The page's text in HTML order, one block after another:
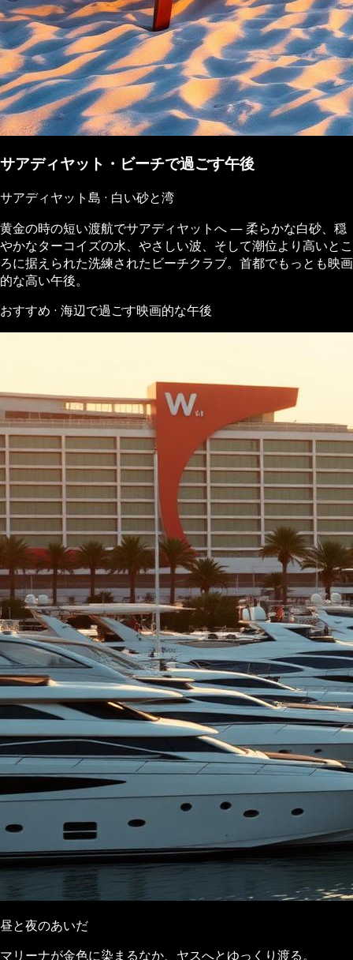
サアディヤット・ビーチで過ごす午後
サアディヤット島 · 白い砂と湾
黄金の時の短い渡航でサアディヤットへ ― 柔らかな白砂、穏
やかなターコイズの水、やさしい波、そして潮位より高いとこ
ろに据えられた洗練されたビーチクラブ。首都でもっとも映画
的な高い午後。
おすすめ · 海辺で過ごす映画的な午後
昼と夜のあいだ
マリーナが金色に染まるなか、ヤスへとゆっくり渡る。